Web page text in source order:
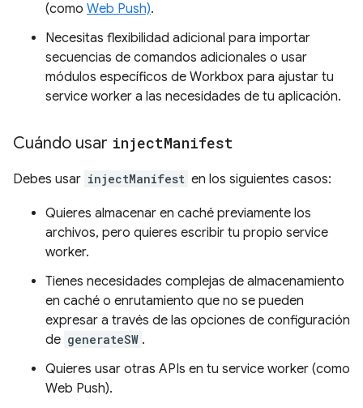
(como Web Push).
Necesitas flexibilidad adicional para importar
secuencias de comandos adicionales o usar
módulos específicos de Workbox para ajustar tu
service worker a las necesidades de tu aplicación.
Cuándo usar injectManifest
Debes usar injectManifest en los siguientes casos:
Quieres almacenar en caché previamente los
archivos, pero quieres escribir tu propio service
worker.
Tienes necesidades complejas de almacenamiento
en caché o enrutamiento que no se pueden
expresar a través de las opciones de configuración
de generateSW .
Quieres usar otras APIs en tu service worker (como
Web Push).